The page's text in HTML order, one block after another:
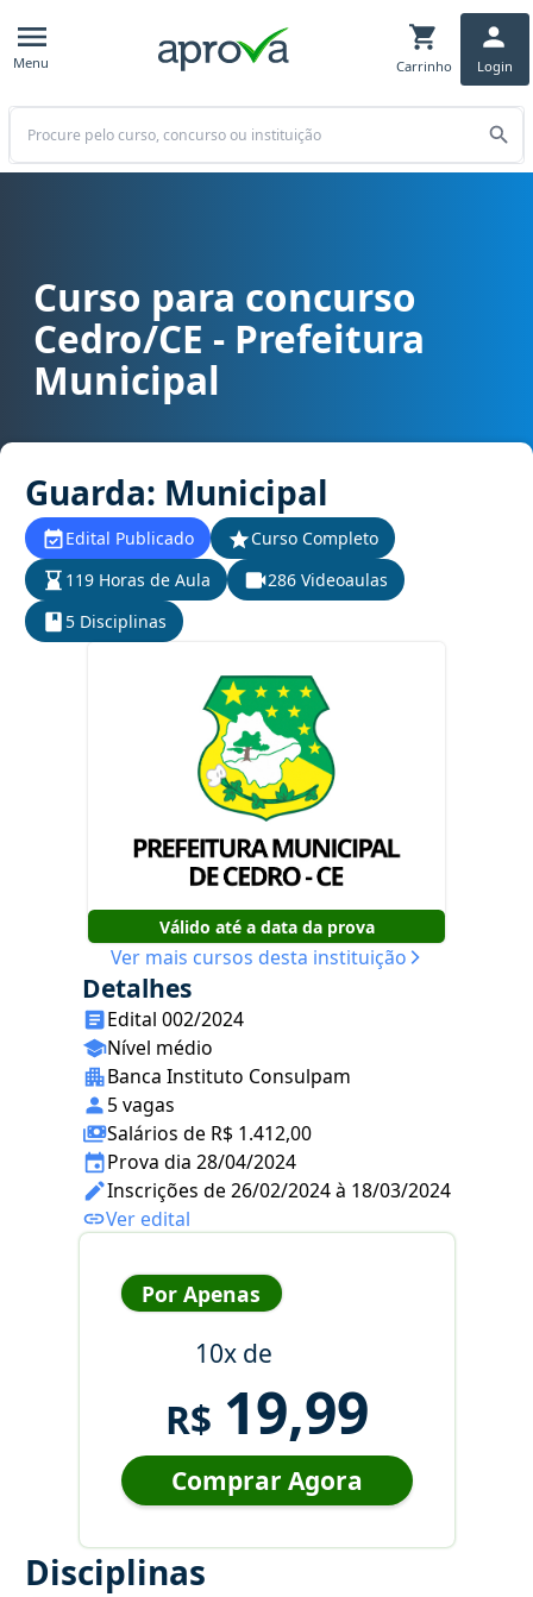
Menu Carrinho Login
Buscar
Curso para concurso Cedro/CE - Prefeitura Municipal cargo
Curso para concurso
Cedro/CE - Prefeitura
Municipal
Guarda: Municipal
Edital Publicado
Curso Completo
119 Horas de Aula
286 Videoaulas
5 Disciplinas
Válido até a data da prova
Ver mais cursos desta instituição
Detalhes
Edital 002/2024
Nível médio
Banca Instituto Consulpam
5 vagas
Salários de R$ 1.412,00
Prova dia 28/04/2024
Inscrições de 26/02/2024 à 18/03/2024
Ver edital
Por Apenas
10x de
R$ 19,99
Comprar Agora
Disciplinas